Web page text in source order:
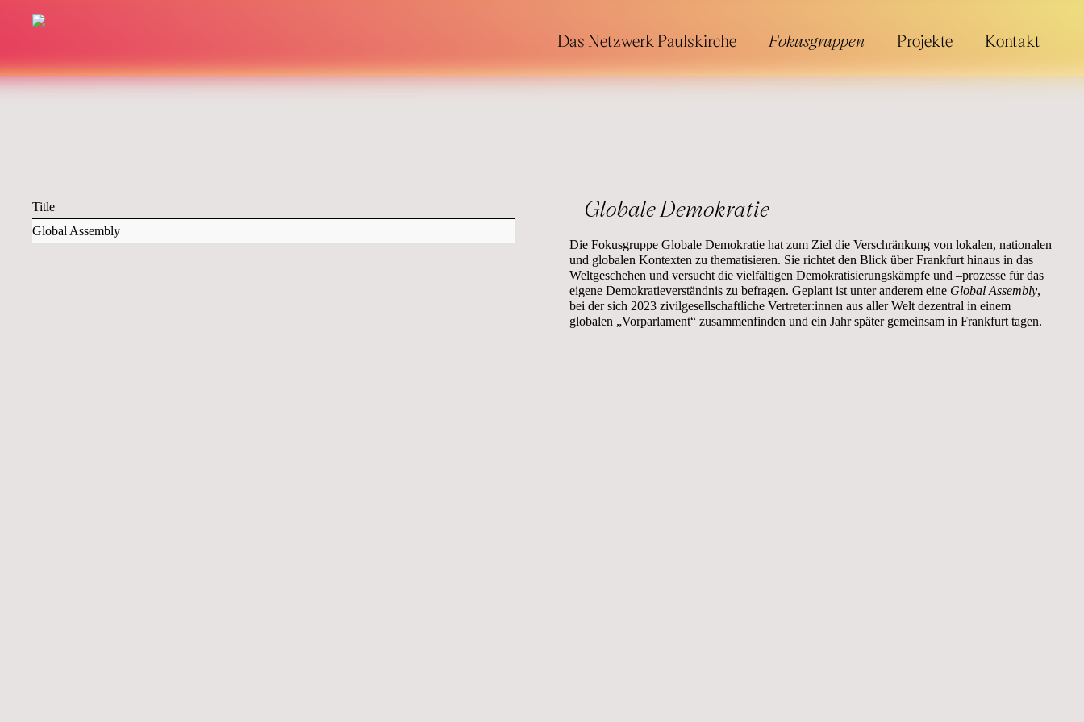
Das Netzwerk Paulskirche Fokusgruppen Projekte Kontakt
Title
Global Assembly
Globale Demokratie
Die Fokusgruppe Globale Demokratie hat zum Ziel die Verschränkung von lokalen, nationalen
und globalen Kontexten zu thematisieren. Sie richtet den Blick über Frankfurt hinaus in das
Weltgeschehen und versucht die vielfältigen Demokratisierungskämpfe und –prozesse für das
eigene Demokratieverständnis zu befragen. Geplant ist unter anderem eine Global Assembly,
bei der sich 2023 zivilgesellschaftliche Vertreter:innen aus aller Welt dezentral in einem
globalen „Vorparlament“ zusammenfinden und ein Jahr später gemeinsam in Frankfurt tagen.